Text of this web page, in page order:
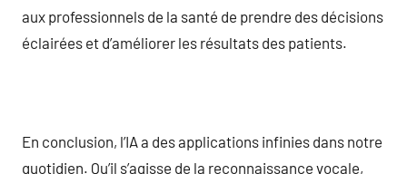
aux professionnels de la santé de prendre des décisions
éclairées et d’améliorer les résultats des patients.
En conclusion, l’IA a des applications infinies dans notre
quotidien. Qu’il s’agisse de la reconnaissance vocale,